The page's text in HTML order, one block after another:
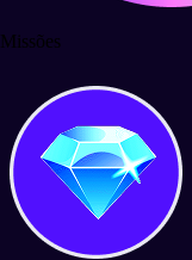
Missões